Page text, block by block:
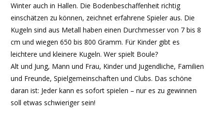
Winter auch in Hallen. Die Bodenbeschaffenheit richtig
einschätzen zu können, zeichnet erfahrene Spieler aus. Die
Kugeln sind aus Metall haben einen Durchmesser von 7 bis 8
cm und wiegen 650 bis 800 Gramm. Für Kinder gibt es
leichtere und kleinere Kugeln. Wer spielt Boule?
Alt und Jung, Mann und Frau, Kinder und Jugendliche, Familien
und Freunde, Spielgemeinschaften und Clubs. Das schöne
daran ist: Jeder kann es sofort spielen – nur es zu gewinnen
soll etwas schwieriger sein!